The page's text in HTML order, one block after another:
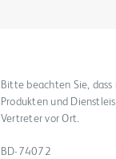
Bitte beachten Sie,
Produkten und
Vertreter vor Ort.
BD-74072